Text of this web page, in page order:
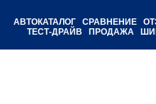
АВТОКАТАЛОГ СРАВНЕНИЕ
ТЕСТ-ДРАЙВ
ПРОДАЖА